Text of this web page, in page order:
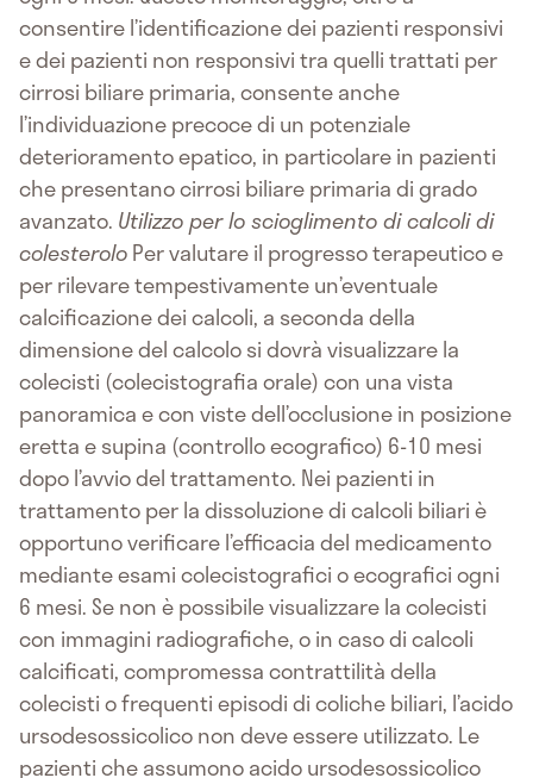
consentire l’identificazione dei pazienti responsivi
e dei pazienti non responsivi tra quelli trattati per
cirrosi biliare primaria, consente anche
l’individuazione precoce di un potenziale
deterioramento epatico, in particolare in pazienti
che presentano cirrosi biliare primaria di grado
avanzato. Utilizzo per lo scioglimento di calcoli di
colesteroloPer valutare il progresso terapeutico e
per rilevare tempestivamente un’eventuale
calcificazione dei calcoli, a seconda della
dimensione del calcolo si dovrà visualizzare la
colecisti (colecistografia orale) con una vista
panoramica e con viste dell’occlusione in posizione
eretta e supina (controllo ecografico) 6-10 mesi
dopo l’avvio del trattamento. Nei pazienti in
trattamento per la dissoluzione di calcoli biliari è
opportuno verificare l’efficacia del medicamento
mediante esami colecistografici o ecografici ogni
6 mesi. Se non è possibile visualizzare la colecisti
con immagini radiografiche, o in caso di calcoli
calcificati, compromessa contrattilità della
colecisti o frequenti episodi di coliche biliari, l’acido
ursodesossicolico non deve essere utilizzato. Le
pazienti che assumono acido ursodesossicolico